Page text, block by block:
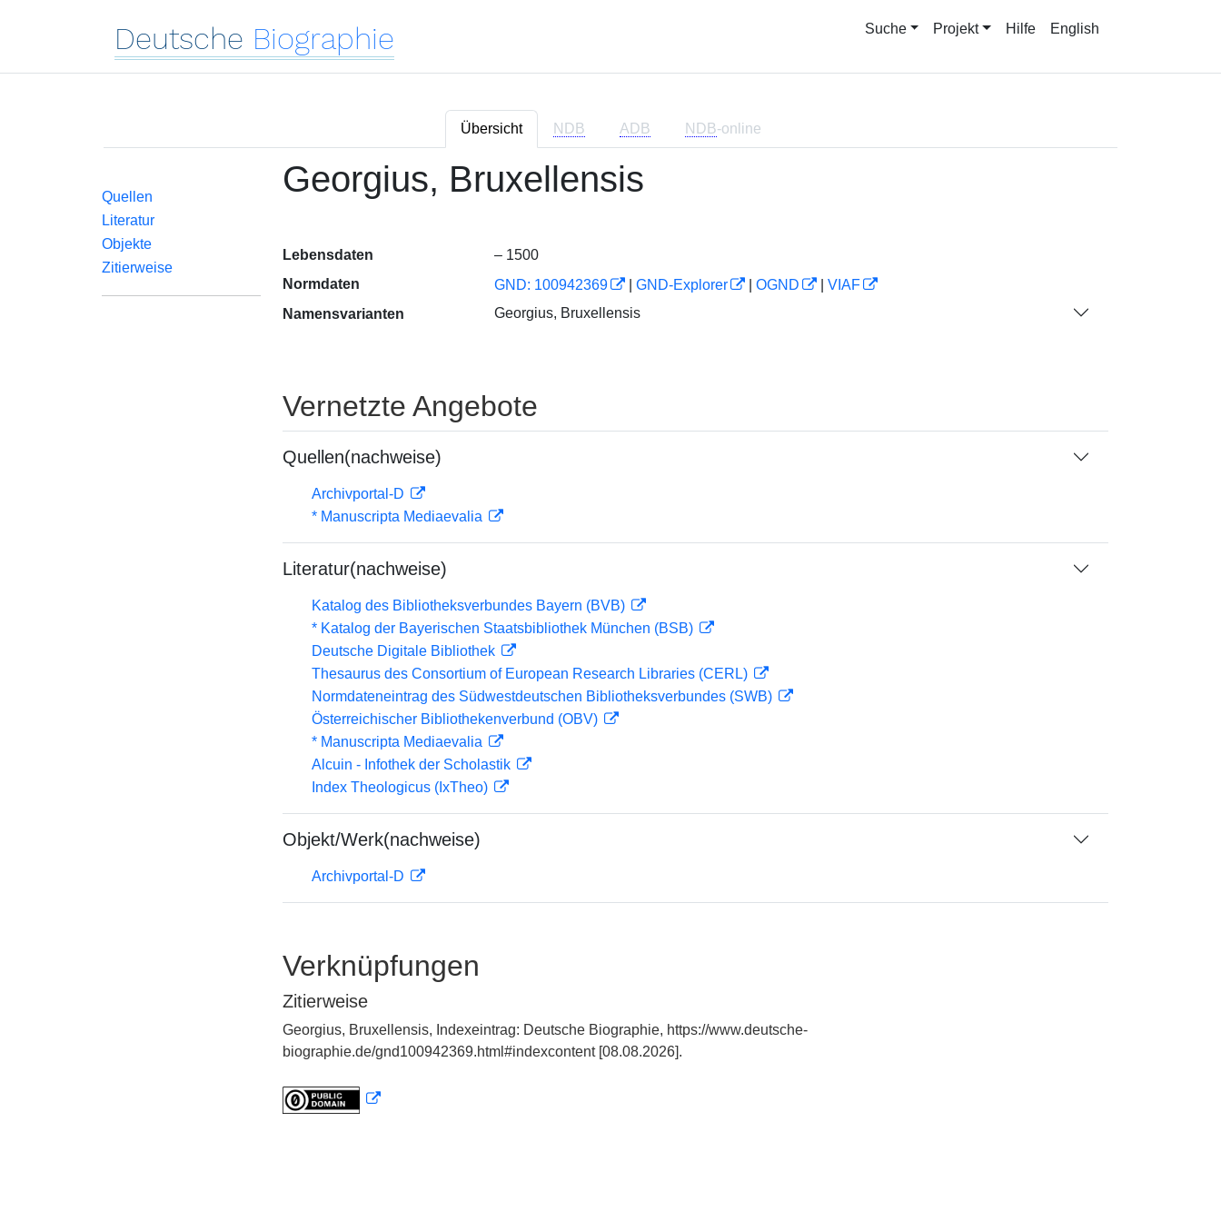
Deutsche Biographie Suche Projekt Hilfe English
Übersicht NDB ADB NDB-online
Quellen
Literatur
Objekte
Zitierweise
Georgius, Bruxellensis
Lebensdaten
– 1500
Normdaten
GND: 100942369 GND-Explorer OGND
VIAF
Namensvarianten
Georgius, Bruxellensis
Vernetzte Angebote
Quellen(nachweise)
Archivportal-D
* Manuscripta Mediaevalia
Literatur(nachweise)
Katalog des Bibliotheksverbundes Bayern (BVB)
* Katalog der Bayerischen Staatsbibliothek München (BSB)
Deutsche Digitale Bibliothek
Thesaurus des Consortium of European Research Libraries (CERL)
Normdateneintrag des Südwestdeutschen Bibliotheksverbundes (SWB)
Österreichischer Bibliothekenverbund (OBV)
* Manuscripta Mediaevalia
Alcuin - Infothek der Scholastik
Index Theologicus (IxTheo)
Objekt/Werk(nachweise)
Archivportal-D
Verknüpfungen
Zitierweise
Georgius, Bruxellensis, Indexeintrag: Deutsche Biographie, https://www.deutsche-
biographie.de/gnd100942369.html#indexcontent [08.08.2026].